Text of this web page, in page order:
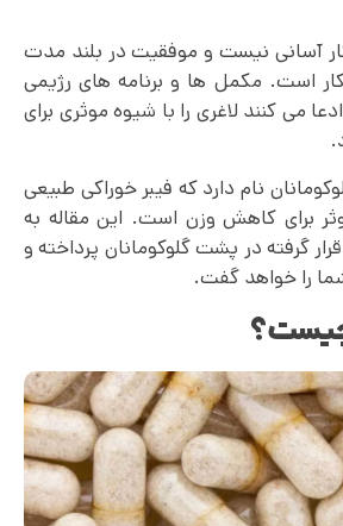
آسانی نیست و موفقیت در بلند مدت
است. مکمل ها و برنامه های رژیمی
می کنند لاغری را با شیوه موثری برای
نام دارد که فیبر خوراکی طبیعی
برای کاهش وزن است. این مقاله به
گرفته در پشت گلوکومانان پرداخته و
را خواهد گفت.
چیست؟